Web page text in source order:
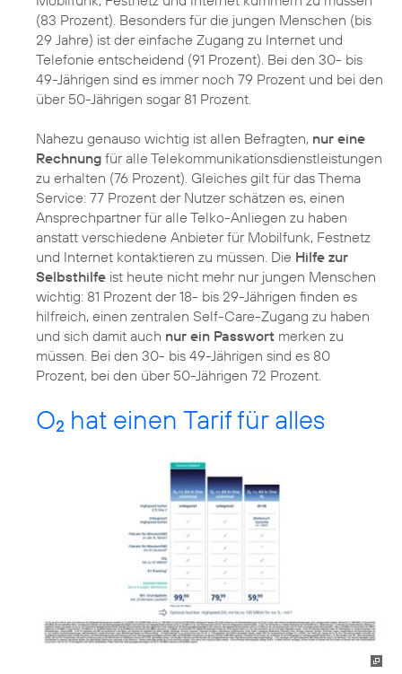
(83 Prozent). Besonders für die jungen Menschen (bis
29 Jahre) ist der einfache Zugang zu Internet und
Telefonie entscheidend (91 Prozent). Bei den 30- bis
49-Jährigen sind es immer noch 79 Prozent und bei den
über 50-Jährigen sogar 81 Prozent.
Nahezu genauso wichtig ist allen Befragten, nur eine
Rechnung für alle Telekommunikationsdienstleistungen
zu erhalten (76 Prozent). Gleiches gilt für das Thema
Service: 77 Prozent der Nutzer schätzen es, einen
Ansprechpartner für alle Telko-Anliegen zu haben
anstatt verschiedene Anbieter für Mobilfunk, Festnetz
und Internet kontaktieren zu müssen. Die Hilfe zur
Selbsthilfe ist heute nicht mehr nur jungen Menschen
wichtig: 81 Prozent der 18- bis 29-Jährigen finden es
hilfreich, einen zentralen Self-Care-Zugang zu haben
und sich damit auch nur ein Passwort merken zu
müssen. Bei den 30- bis 49-Jährigen sind es 80
Prozent, bei den über 50-Jährigen 72 Prozent.
O2 hat einen Tarif für alles